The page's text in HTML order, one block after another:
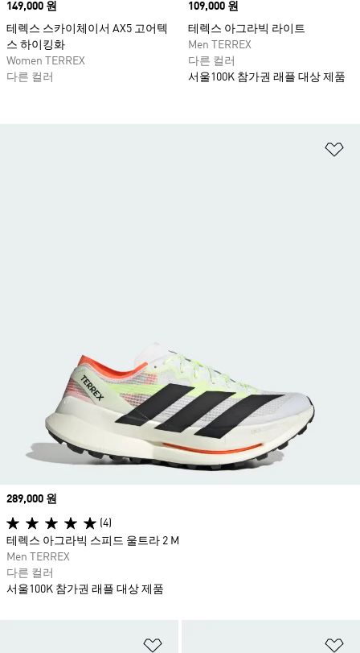
Price
149,000 원
테렉스 스카이체이서 AX5 고어텍
스 하이킹화
Women TERREX
다른 컬러
Price
109,000 원
테렉스 아그라빅 라이트
Men TERREX
다른 컬러
서울100K 참가권 래플 대상 제품
Price
289,000 원
(4)
테렉스 아그라빅 스피드 울트라 2 M
Men TERREX
다른 컬러
서울100K 참가권 래플 대상 제품